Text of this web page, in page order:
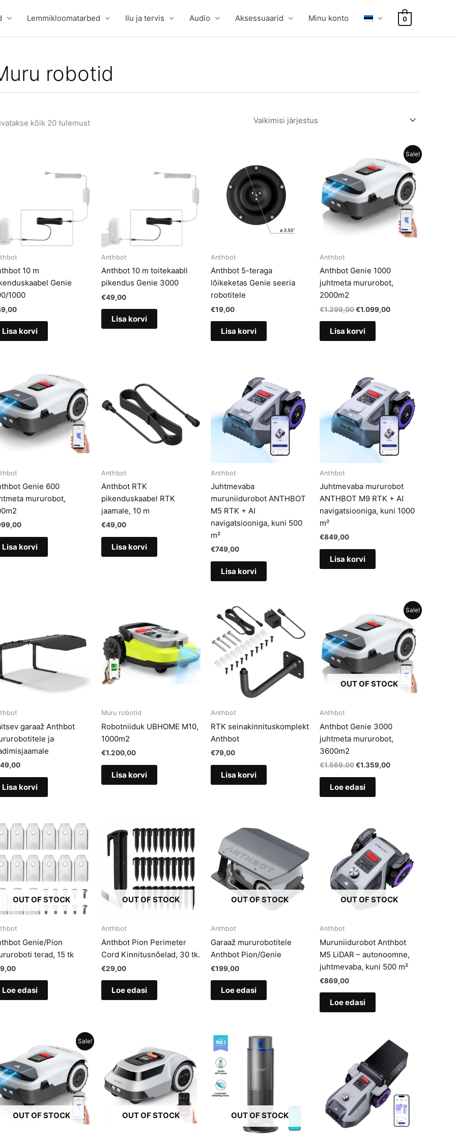
Lemmikloomatarbed Ilu ja tervis Audio Aksessuaarid Minu konto 0
robotid
kõik 20 tulemust
10 m
Genie
1000
Lisa korvi
Anthbot
Anthbot 10 m toitekaabli
pikendus Genie 3000
€49,00
Lisa korvi
Anthbot
Anthbot 5-teraga
lõikeketas Genie seeria
robotitele
€19,00
Lisa korvi
Sale!
Anthbot
Anthbot Genie 1000
juhtmeta mururobot,
2000m2
€1.299,00Algne
oli:
€1.299,00.
€1.099,00Current
Lisa korvi
Genie 600
mururobot,
Lisa korvi
Anthbot
Anthbot RTK
pikenduskaabel RTK
jaamale, 10 m
€49,00
Lisa korvi
Anthbot
Juhtmevaba
muruniidurobot ANTHBOT
M5 RTK + AI
navigatsiooniga, kuni 500
m²
€749,00
Lisa korvi
Anthbot
Juhtmevaba mururobot
ANTHBOT M9 RTK + AI
navigatsiooniga, kuni 1000
m²
€849,00
Lisa korvi
garaaž Anthbot
ja
Lisa korvi
Muru robotid
Robotniiduk UBHOME M10,
1000m2
€1.200,00
Lisa korvi
Anthbot
RTK seinakinnituskomplekt
Anthbot
€79,00
Lisa korvi
Sale!
OUT OF STOCK
Anthbot
Anthbot Genie 3000
juhtmeta mururobot,
3600m2
€1.569,00Algne
oli:
€1.569,00.
€1.359,00Current
Loe edasi
OUT OF STOCK
Genie/Pion
terad, 15 tk
Loe edasi
OUT OF STOCK
Anthbot
Anthbot Pion Perimeter
Cord Kinnitusnõelad, 30 tk.
€29,00
Loe edasi
OUT OF STOCK
Anthbot
Garaaž mururobotitele
Anthbot Pion/Genie
€199,00
Loe edasi
OUT OF STOCK
Anthbot
Muruniidurobot Anthbot
M5 LiDAR – autonoomne,
juhtmevaba, kuni 500 m²
€869,00
Loe edasi
Sale!
OUT OF STOCK OUT OF STOCK OUT OF STOCK